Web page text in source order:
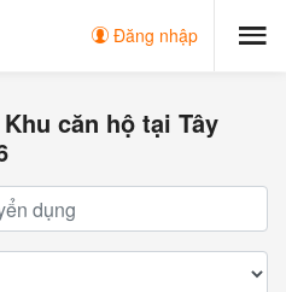
Đăng nhập
căn hộ tại Tây